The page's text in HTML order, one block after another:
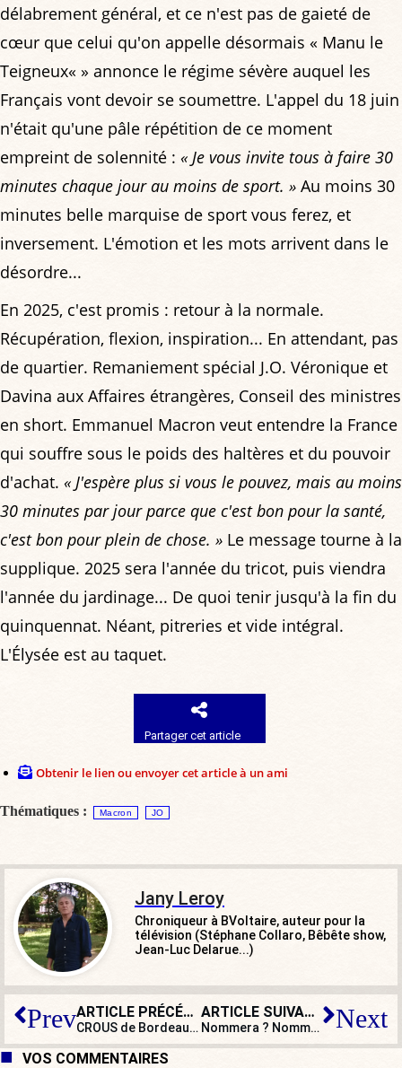
délabrement général, et ce n'est pas de gaieté de
cœur que celui qu'on appelle désormais « Manu le
Teigneux« » annonce le régime sévère auquel les
Français vont devoir se soumettre. L'appel du 18 juin
n'était qu'une pâle répétition de ce moment
empreint de solennité : « Je vous invite tous à faire 30
minutes chaque jour au moins de sport. » Au moins 30
minutes belle marquise de sport vous ferez, et
inversement. L'émotion et les mots arrivent dans le
désordre...
En 2025, c'est promis : retour à la normale.
Récupération, flexion, inspiration... En attendant, pas
de quartier. Remaniement spécial J.O. Véronique et
Davina aux Affaires étrangères, Conseil des ministres
en short. Emmanuel Macron veut entendre la France
qui souffre sous le poids des haltères et du pouvoir
d'achat. « J'espère plus si vous le pouvez, mais au moins
30 minutes par jour parce que c'est bon pour la santé,
c'est bon pour plein de chose. » Le message tourne à la
supplique. 2025 sera l'année du tricot, puis viendra
l'année du jardinage... De quoi tenir jusqu'à la fin du
quinquennat. Néant, pitreries et vide intégral.
L'Élysée est au taquet.
Partager cet article
Obtenir le lien ou envoyer cet article à un ami
Thématiques : Macron JO
Jany Leroy
Chroniqueur à BVoltaire, auteur pour la
télévision (Stéphane Collaro, Bêbête show,
Jean-Luc Delarue...)
Prev ARTICLE PRÉCÉDENT
CROUS de Bordeaux : la préférence étrangère en matière de logement étudiant
ARTICLE SUIVANT
Nommera ? Nommera pas ? Nommera quand ? Remaniement, le sketch ! Next
VOS COMMENTAIRES